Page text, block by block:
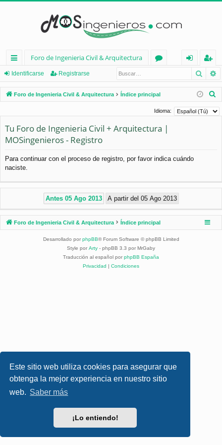
Este sitio web utiliza cookies para asegurar que
obtenga la mejor experiencia en nuestro sitio
web. Saber más
¡Lo entiendo!
nl
ac
es
pi
os
Foro de Ingenieria Civil & Arquitectura
os
nt
ifi
eg
ist
ra
Identificarse Registrarse
Foro de Ingenieria Civil & Arquitectura Índice principal
s
Idioma:
Tu Foro de Ingenieria Civil + Arquitectura |
MOSingenieros - Registro
Para continuar con el proceso de registro, por favor indica cuándo
naciste.
Foro de Ingenieria Civil & Arquitectura Índice principal
Desarrollado por phpBB® Forum Software © phpBB Limited
Style por Arty - phpBB 3.3 por MrGaby
Traducción al español por phpBB España
Privacidad | Condiciones